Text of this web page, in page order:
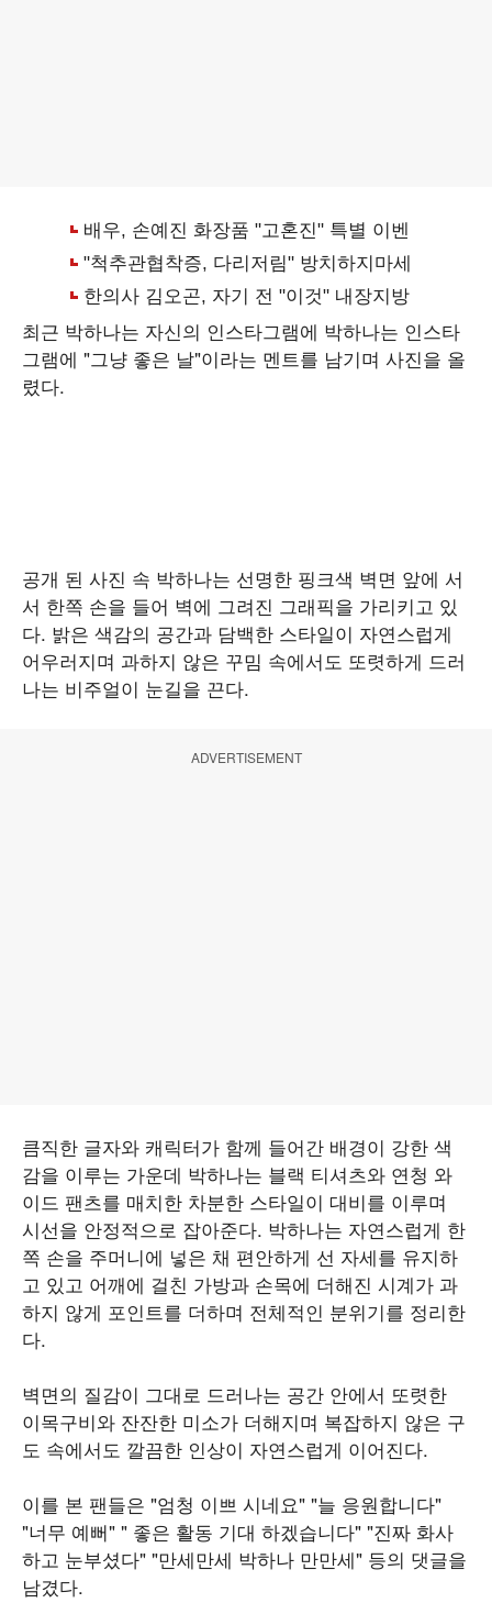
최근 박하나는 자신의 인스타그램에 박하나는 인스타
그램에 "그냥 좋은 날"이라는 멘트를 남기며 사진을 올
렸다.
공개 된 사진 속 박하나는 선명한 핑크색 벽면 앞에 서
서 한쪽 손을 들어 벽에 그려진 그래픽을 가리키고 있
다. 밝은 색감의 공간과 담백한 스타일이 자연스럽게
어우러지며 과하지 않은 꾸밈 속에서도 또렷하게 드러
나는 비주얼이 눈길을 끈다.
ADVERTISEMENT
큼직한 글자와 캐릭터가 함께 들어간 배경이 강한 색
감을 이루는 가운데 박하나는 블랙 티셔츠와 연청 와
이드 팬츠를 매치한 차분한 스타일이 대비를 이루며
시선을 안정적으로 잡아준다. 박하나는 자연스럽게 한
쪽 손을 주머니에 넣은 채 편안하게 선 자세를 유지하
고 있고 어깨에 걸친 가방과 손목에 더해진 시계가 과
하지 않게 포인트를 더하며 전체적인 분위기를 정리한
다.
벽면의 질감이 그대로 드러나는 공간 안에서 또렷한
이목구비와 잔잔한 미소가 더해지며 복잡하지 않은 구
도 속에서도 깔끔한 인상이 자연스럽게 이어진다.
이를 본 팬들은 "엄청 이쁘 시네요" "늘 응원합니다"
"너무 예뻐" " 좋은 활동 기대 하겠습니다" "진짜 화사
하고 눈부셨다" "만세만세 박하나 만만세" 등의 댓글을
남겼다.